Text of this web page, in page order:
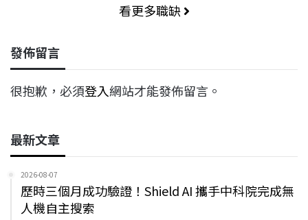
看更多職缺
發佈留言
很抱歉，必須登入網站才能發佈留言。
最新文章
2026-08-07
歷時三個月成功驗證！Shield AI 攜手中科院完成無
人機自主搜索